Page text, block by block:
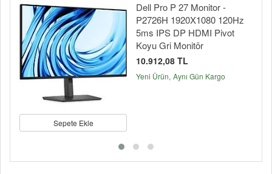
Sepete Ekle
Dell Pro P 27 Monitor -
P2726H 1920X1080 120Hz
5ms IPS DP HDMI Pivot
Koyu Gri Monitör
10.912,08 TL
Yeni Ürün Aynı Gün Kargo